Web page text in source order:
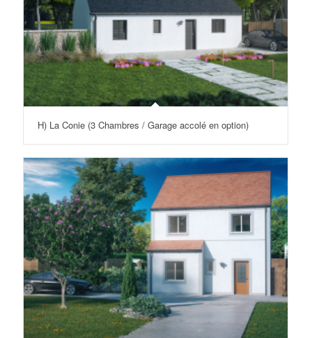
H) La Conie (3 Chambres / Garage accolé en option)